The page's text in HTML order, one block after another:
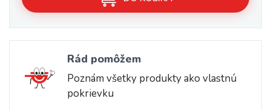
Rád pomôžem
Poznám všetky produkty ako vlastnú
pokrievku